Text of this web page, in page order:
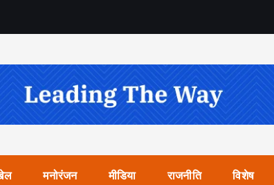
मनोरंजन मीडिया राजनीति विशेष